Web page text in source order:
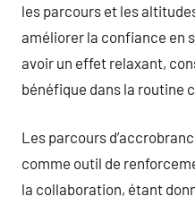
les parcours et les
améliorer la confiance en
avoir un effet relaxant,
bénéfique dans la routine
Les parcours
comme outil de
la collaboration, étant